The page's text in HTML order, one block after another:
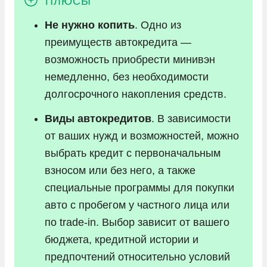
Не нужно копить. Одно из
преимуществ автокредита —
возможность приобрести минивэн
немедленно, без необходимости
долгосрочного накопления средств.
Виды автокредитов. В зависимости
от ваших нужд и возможностей, можно
выбрать кредит с первоначальным
взносом или без него, а также
специальные программы для покупки
авто с пробегом у частного лица или
по trade-in. Выбор зависит от вашего
бюджета, кредитной истории и
предпочтений относительно условий